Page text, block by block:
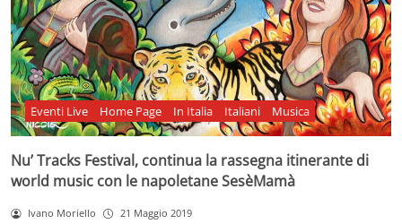
Eventi Live Home Page In Italia Italiani Musica
Nu’ Tracks Festival, continua la rassegna itinerante di
world music con le napoletane SesèMamà
Ivano Moriello 21 Maggio 2019